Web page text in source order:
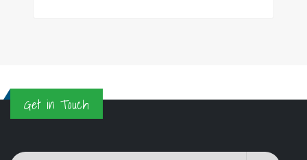
Get in Touch